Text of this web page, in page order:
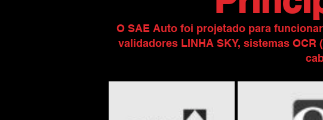
O SAE Auto foi projetado para
validadores LINHA SKY, sistemas